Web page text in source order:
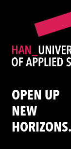
OPEN UP
NEW
HORIZONS.